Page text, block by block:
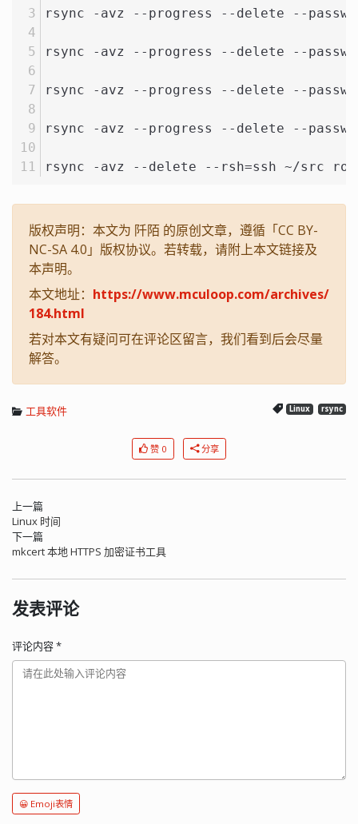
rsync -avz --progress --delete --
rsync -avz --progress --delete --
rsync -avz --progress --delete --
rsync -avz --progress --delete --
rsync -avz --delete --rsh=ssh ~/src
版权声明：本文为 阡陌 的原创文章，遵循「CC BY-
NC-SA 4.0」版权协议。若转载，请附上本文链接及
本声明。
本文地址： https://www.mculoop.com/archives/
184.html
若对本文有疑问可在评论区留言，我们看到后会尽量
解答。
工具软件 Linux rsync
赞 0 分享
上一篇
Linux 时间
下一篇
mkcert 本地 HTTPS 加密证书工具
发表评论
评论内容*
😀 Emoji表情